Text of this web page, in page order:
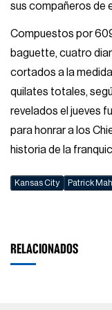
sus compañeros de
Compuestos por
baguette, cuatro
cortados a la
quilates totales,
revelados el jueves
para honrar a los
historia de la
Kansas City Patrick
RELACIONADOS